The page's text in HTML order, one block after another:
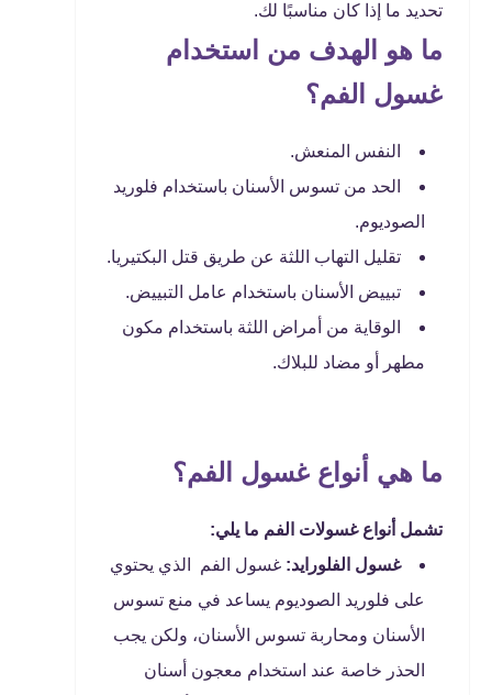
تحديد ما إذا كان مناسبًا لك.
ما هو الهدف من استخدام
غسول الفم؟
النفس المنعش.
الحد من تسوس الأسنان باستخدام فلوريد
الصوديوم.
تقليل التهاب اللثة عن طريق قتل البكتيريا.
تبييض الأسنان باستخدام عامل التبييض.
الوقاية من أمراض اللثة باستخدام مكون
مطهر أو مضاد للبلاك.
ما هي أنواع غسول الفم؟
تشمل أنواع غسولات الفم ما يلي:
غسول الفلورايد: غسول الفم الذي يحتوي
على فلوريد الصوديوم يساعد في منع تسوس
الأسنان ومحاربة تسوس الأسنان، ولكن يجب
الحذر خاصة عند استخدام معجون أسنان